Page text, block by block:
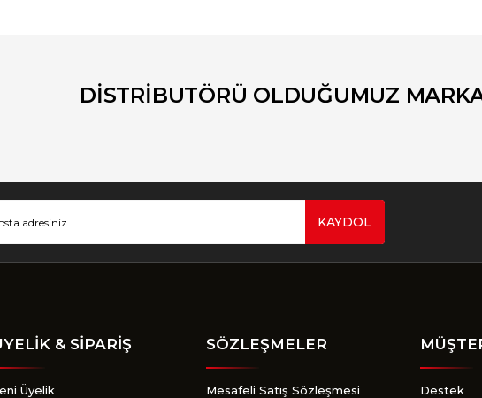
Yorum Yaz
DİSTRİBUTÖRÜ OLDUĞUMUZ
KAYDOL
& SİPARİŞ
Üyelik
SÖZLEŞMELER
Mesafeli Satış Sözleşmesi Destek